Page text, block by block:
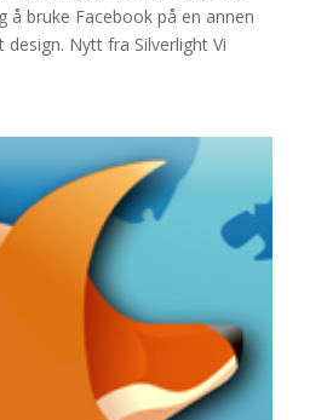
å bruke Facebook på en annen
Nytt fra Silverlight Vi